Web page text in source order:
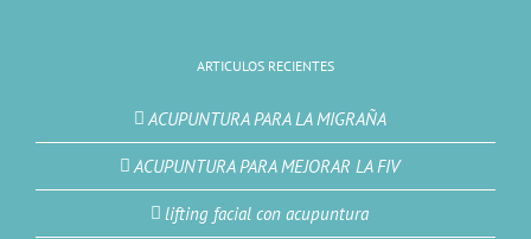
ARTICULOS RECIENTES
ACUPUNTURA PARA LA MIGRAÑA
ACUPUNTURA PARA MEJORAR LA FIV
lifting facial con acupuntura